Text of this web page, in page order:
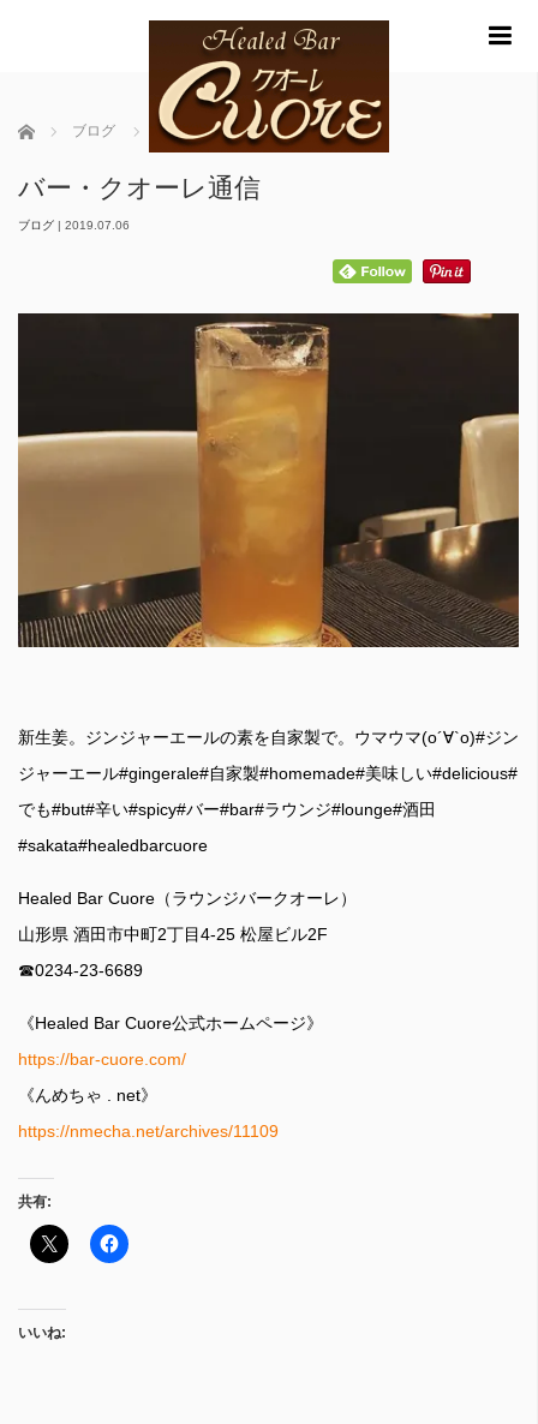
ホーム ブログ バー・クオーレ通信
バー・クオーレ通信
ブログ | 2019.07.06
新生姜。ジンジャーエールの素を自家製で。ウマウマ(о´∀`о)#ジン
ジャーエール#gingerale#自家製#homemade#美味しい#delicious#
でも#but#辛い#spicy#バー#bar#ラウンジ#lounge#酒田
#sakata#healedbarcuore
Healed Bar Cuore（ラウンジバークオーレ）
山形県 酒田市中町2丁目4-25 松屋ビル2F
☎︎0234-23-6689
《Healed Bar Cuore公式ホームページ》
https://bar-cuore.com/
《んめちゃ . net》
https://nmecha.net/archives/11109
共有:
いいね: